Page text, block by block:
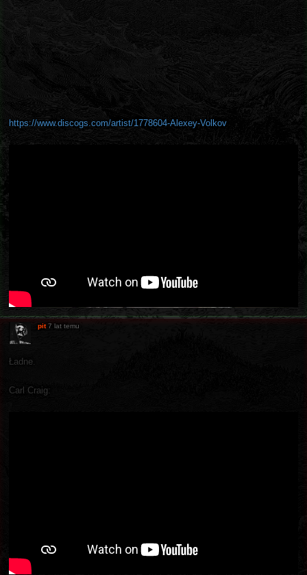
https://www.discogs.com/artist/1778604-Alexey-Volkov
pit 7 lat temu
Ładne.
Carl Craig: